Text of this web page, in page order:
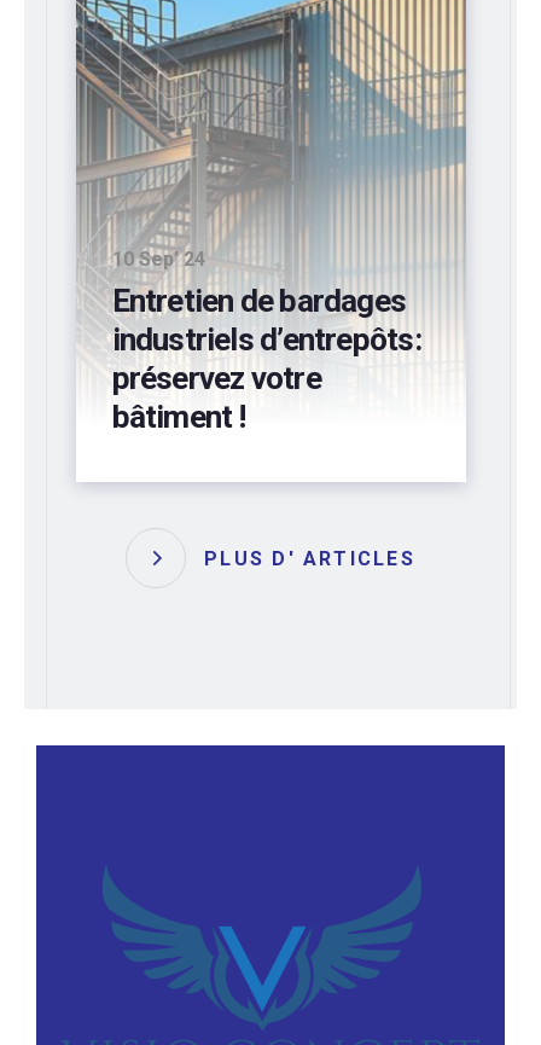
10 Sep’ 24
Entretien de bardages
industriels d’entrepôts:
préservez votre
bâtiment !
PLUS D' ARTICLES